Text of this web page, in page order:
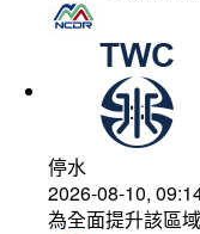
停水
2026-08-10,
為全面提升該區